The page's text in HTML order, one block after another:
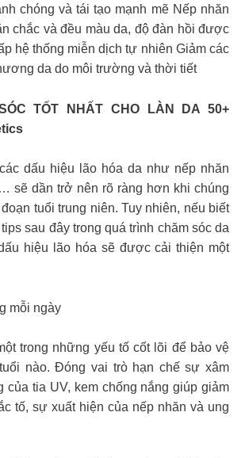
chóng và tái tạo mạnh mẽ Nếp nhăn
chắc và đều màu da, độ đàn hồi được
hệ thống miễn dịch tự nhiên Giảm các
da do môi trường và thời tiết
TỐT NHẤT CHO LÀN DA 50+
dấu hiệu lão hóa da như nếp nhăn
sẽ dần trở nên rõ ràng hơn khi chúng
tuổi trung niên. Tuy nhiên, nếu biết
sau đây trong quá trình chăm sóc da
hiệu lão hóa sẽ được cải thiện một
mỗi ngày
trong những yếu tố cốt lõi để bảo vệ
nào. Đóng vai trò hạn chế sự xâm
của tia UV, kem chống nắng giúp giảm
tố, sự xuất hiện của nếp nhăn và ung